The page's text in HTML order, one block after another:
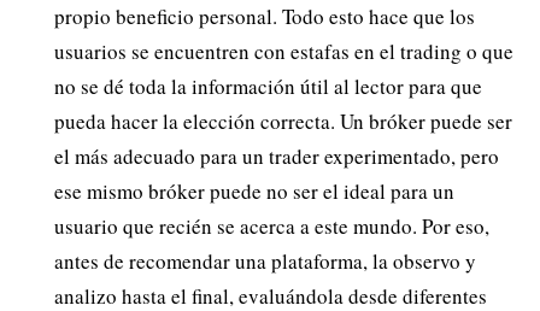
propio beneficio personal. Todo esto hace que los
usuarios se encuentren con estafas en el trading o que
no se dé toda la información útil al lector para que
pueda hacer la elección correcta. Un bróker puede ser
el más adecuado para un trader experimentado, pero
ese mismo bróker puede no ser el ideal para un
usuario que recién se acerca a este mundo. Por eso,
antes de recomendar una plataforma, la observo y
analizo hasta el final, evaluándola desde diferentes